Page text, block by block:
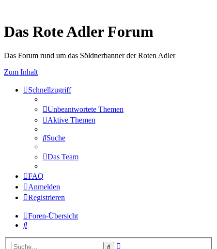
Das Rote Adler Forum
Das Forum rund um das Söldnerbanner der Roten Adler
Zum Inhalt
Schnellzugriff
Unbeantwortete Themen
Aktive Themen
Suche
Das Team
FAQ
Anmelden
Registrieren
Foren-Übersicht
Suche
Suche